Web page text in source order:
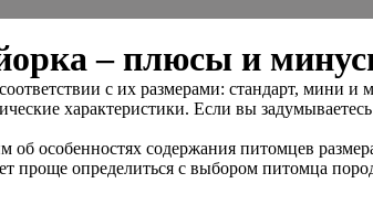
– плюсы и
с их размерами: стандарт, мини и
характеристики. Если вы
особенностях содержания питомцев
проще определиться с выбором питомца